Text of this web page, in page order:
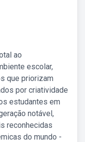
ao
escolar,
que priorizam
por criatividade
estudantes em
notável,
reconhecidas
do mundo -